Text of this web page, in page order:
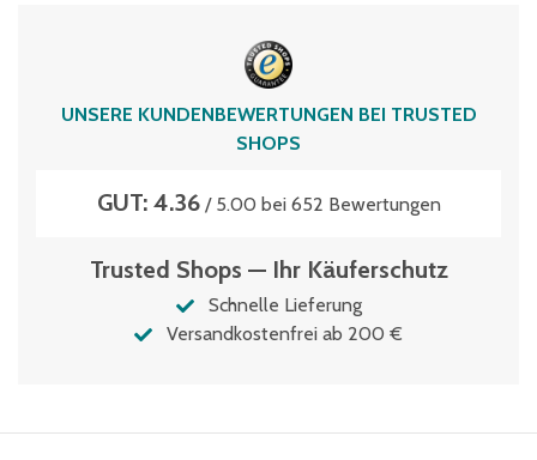
UNSERE KUNDENBEWERTUNGEN BEI TRUSTED
SHOPS
GUT: 4.36/ 5.00 bei 652 Bewertungen
Trusted Shops — Ihr Käuferschutz
Schnelle Lieferung
Versandkostenfrei ab 200 €